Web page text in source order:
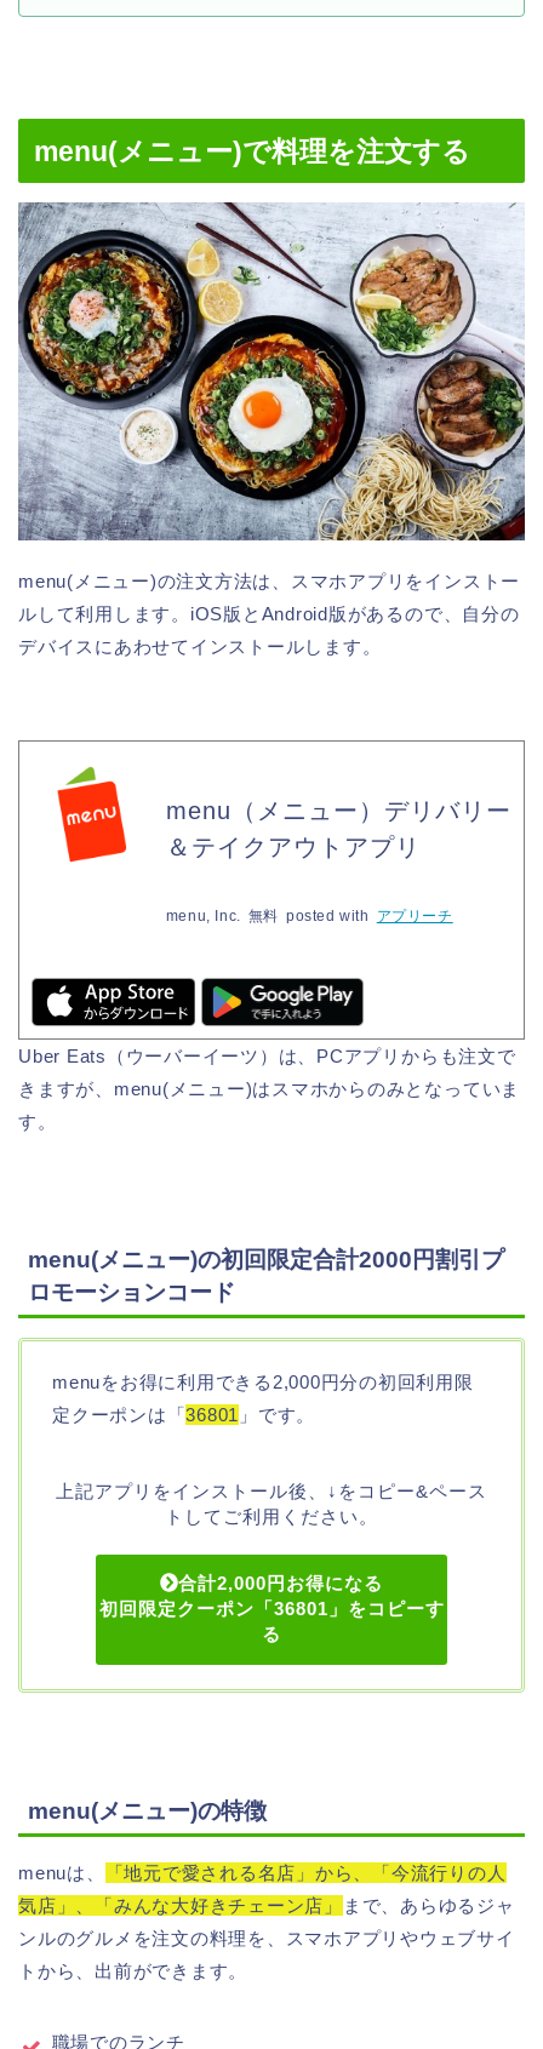
menu(メニュー)で料理を注文する
menu(メニュー)の注文方法は、スマホアプリをインストー
ルして利用します。iOS版とAndroid版があるので、自分の
デバイスにあわせてインストールします。
menu（メニュー）デリバリー
＆テイクアウトアプリ
menu, Inc. 無料 posted with アプリーチ
Uber Eats（ウーバーイーツ）は、PCアプリからも注文で
きますが、menu(メニュー)はスマホからのみとなっていま
す。
menu(メニュー)の初回限定合計2000円割引プ
ロモーションコード
menuをお得に利用できる2,000円分の初回利用限
定クーポンは「36801 」です。
上記アプリをインストール後、↓をコピー&ペース
トしてご利用ください。
合計2,000円お得になる
初回限定クーポン「36801」をコピーす
る
menu(メニュー)の特徴
menuは、
「地元で愛される名店」から、「今流行りの人
気店」、「みんな大好きチェーン店」
まで、あらゆるジャ
ンルのグルメを注文の料理を、スマホアプリやウェブサイ
トから、出前ができます。
職場でのランチ